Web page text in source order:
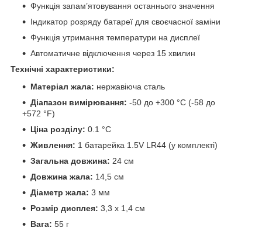
Функція запам’ятовування останнього значення
Індикатор розряду батареї для своєчасної заміни
Функція утримання температури на дисплеї
Автоматичне відключення через 15 хвилин
Технічні характеристики:
Матеріал жала: нержавіюча сталь
Діапазон вимірювання: -50 до +300 °C (-58 до
+572 °F)
Ціна розділу: 0.1 °C
Живлення: 1 батарейка 1.5V LR44 (у комплекті)
Загальна довжина: 24 см
Довжина жала: 14,5 см
Діаметр жала: 3 мм
Розмір дисплея: 3,3 х 1,4 см
Вага: 55 г